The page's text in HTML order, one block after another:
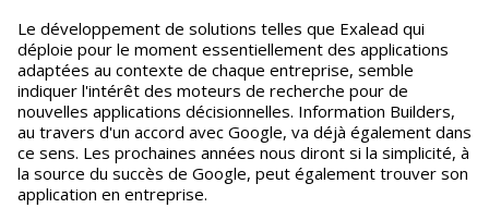
Le développement de solutions telles que Exalead qui
déploie pour le moment essentiellement des applications
adaptées au contexte de chaque entreprise, semble
indiquer l'intérêt des moteurs de recherche pour de
nouvelles applications décisionnelles. Information Builders,
au travers d'un accord avec Google, va déjà également dans
ce sens. Les prochaines années nous diront si la simplicité, à
la source du succès de Google, peut également trouver son
application en entreprise.